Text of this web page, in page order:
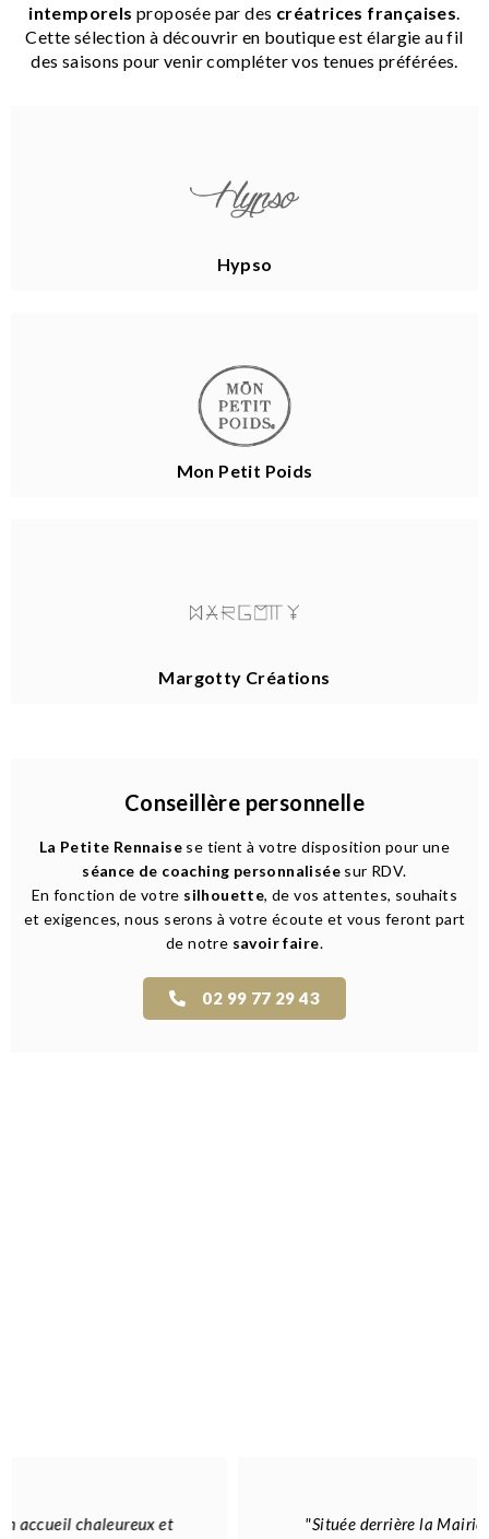
intemporels proposée par des créatrices françaises
Cette sélection à découvrir en boutique est élargie au fil
des saisons pour venir compléter vos tenues préférées.
Hypso
Mon Petit Poids
Margotty Créations
Conseillère personnelle
La Petite Rennaise se tient à votre disposition pour une
séance de coaching personnalisée sur RDV.
En fonction de votre silhouette, de vos attentes, souhaits
et exigences, nous serons à votre écoute et vous feront part
de notre savoir faire.
02 99 77 29 43
"Située derrière la Mairie, rue de l'horloge, une